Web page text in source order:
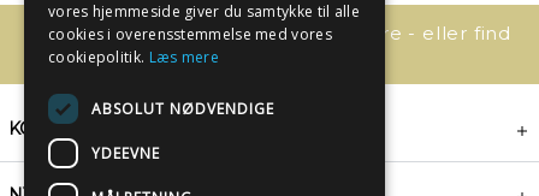
Har du spørgsmål, så kontakt os bare - eller find
svaret her:
KONTAKT
vores hjemmeside giver du samtykke til alle
cookies i overensstemmelse med vores
cookiepolitik. Læs mere
ABSOLUT NØDVENDIGE
YDEEVNE